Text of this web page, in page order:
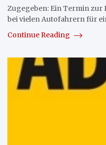
Zugegeben: Ein Termin
bei vielen Autofahrern für
Continue Reading